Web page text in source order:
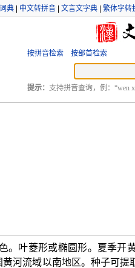
典 中文转拼音 文言文字典 繁体字转
按拼音检索 按部首检索
提示： 支持拼音查询，例：“wen
。叶菱形或椭圆形。夏季开
黄河流域以南地区。种子可